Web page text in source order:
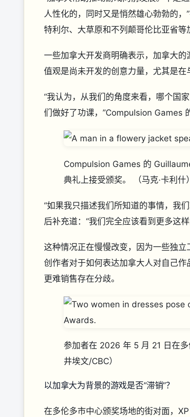
人性化的，同时又是悄然雄心勃勃的
特利尔、大草原和不列颠哥伦比亚省等
一些加拿大开发商明确表示，加拿大
值观是尚未开发的创意力量，尤其是在
“我认为，从我们的角度来看，哪个国
们做好了功课，”Compulsion Games
Compulsion Games 的
典礼上接受颁奖。
（马克·卡利什）
“如果我只描述我们所知道的事情，我
后补充道：“我们完全应该看到更多这
这种情况正在慢慢改变，因为一些独
创作者对于如何表达加拿大人对自己
更难销售存在分歧。
参加者在 2026 年 5 月 21 日在多
井埃文/CBC）
以加拿大为背景的游戏是否“滞销”？
在多伦多市中心颁奖场地的街对面，